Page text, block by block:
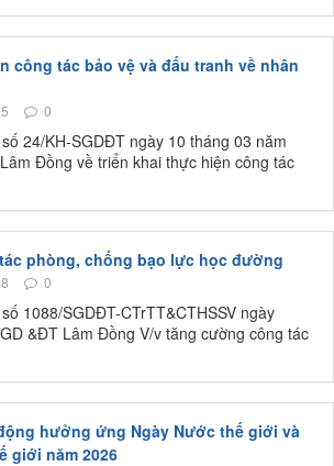
công tác bảo vệ và đấu tranh về nhân
0
24/KH-SGDĐT ngày 10 tháng 03 năm
Đồng về triển khai thực hiện công tác
phòng, chống bạo lực học đường
0
1088/SGDĐT-CTrTT&CTHSSV ngày
&ĐT Lâm Đồng V/v tăng cường công tác
hưởng ứng Ngày Nước thế giới và
giới năm 2026